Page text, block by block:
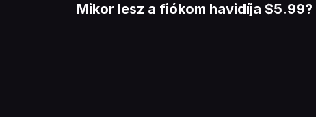
Mikor lesz a fiókom havidíja $5.99?